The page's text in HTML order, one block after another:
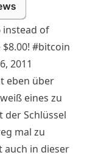
instead of
#bitcoin
2011
eben über
eines zu
der Schlüssel
mal zu
auch in dieser